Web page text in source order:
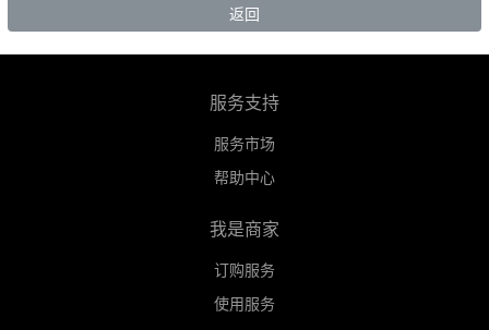
返回
服务支持
服务市场
帮助中心
我是商家
订购服务
使用服务